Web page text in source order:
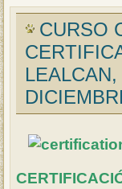
CURSO